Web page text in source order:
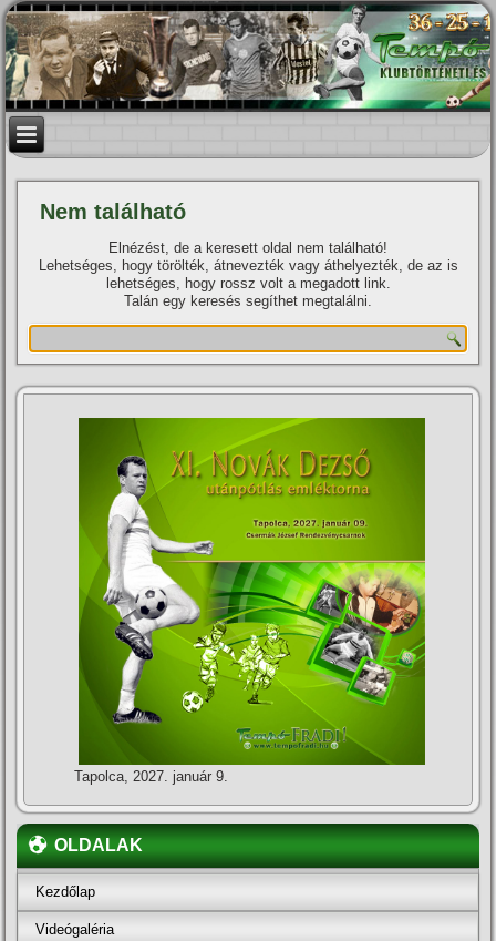
Nem található
Elnézést, de a keresett oldal nem található!
Lehetséges, hogy törölték, átnevezték vagy áthelyezték, de az is
lehetséges, hogy rossz volt a megadott link.
Talán egy keresés segíthet megtalálni.
Tapolca, 2027. január 9.
OLDALAK
Kezdőlap
Videógaléria